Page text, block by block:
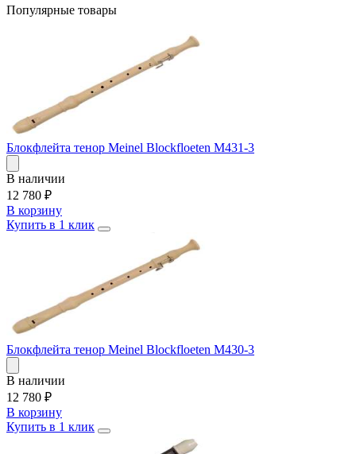
Популярные товары
Блокфлейта тенор Meinel Blockfloeten M431-3
В наличии
12 780 ₽
В корзину
Купить в 1 клик
Блокфлейта тенор Meinel Blockfloeten M430-3
В наличии
12 780 ₽
В корзину
Купить в 1 клик